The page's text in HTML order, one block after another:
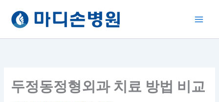
로
두정동정형외과 치료 방법 비교